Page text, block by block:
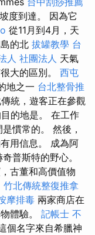
度到達。 因為它
從11月到4月，天
的北 拔罐教學 台
人 社團法人 天氣
大的區別。 西屯
地之一 台北整骨推
統，遊客正在參觀
的地是。 在工作
慣常的。 然後，
用信息。 成為阿
普斯特的野心。
古董和高價值物
竹北傳統整復推拿
摩排毒 兩家商店在
體驗。 記帳士 不
個名字來自希臘神